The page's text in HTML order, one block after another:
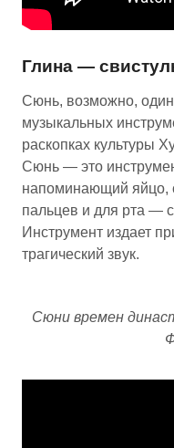
Глина —
Сюнь, возможно,
музыкальных
раскопках культуры
Сюнь — это
напоминающий яйцо,
пальцев и для рта —
Инструмент издает
трагический звук.
Сюни времен